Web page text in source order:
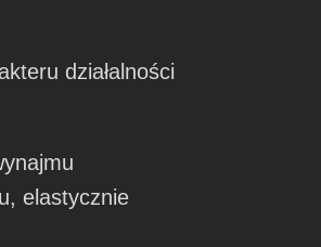
działalności
elastycznie